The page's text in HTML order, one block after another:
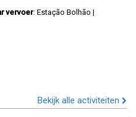
vervoer: Estação Bolhão |
Bekijk alle activiteiten